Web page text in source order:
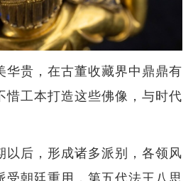
华贵，在古董收藏界中鼎鼎有
惜工本打造这些佛像，与时代
以后，形成诸多派别，各领风
受朝廷重用，第五代法王八思